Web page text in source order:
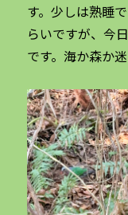
す。少しは熟睡
らいですが、今
です。海か森か